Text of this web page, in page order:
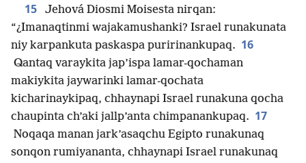
15
Jehová Diosmi Moisesta nirqan:
“¿Imanaqtinmi wajakamushanki? Israel runakunata
niy karpankuta paskaspa puririnankupaq. 16
Qantaq varaykita jap’ispa lamar-qochaman
makiykita jaywarinki lamar-qochata
kicharinaykipaq, chhaynapi Israel runakuna qocha
chaupinta ch’aki jallp’anta chimpanankupaq. 17
Noqaqa manan jark’asaqchu Egipto runakunaq
sonqon rumiyananta, chhaynapi Israel runakunaq